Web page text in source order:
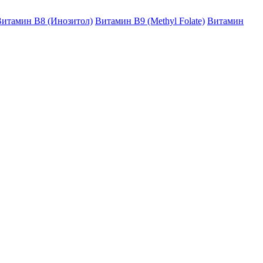
B8 (Инозитол) Витамин B9 (Methyl Folate) Витамин